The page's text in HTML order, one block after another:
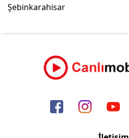
Şebinkarahisar